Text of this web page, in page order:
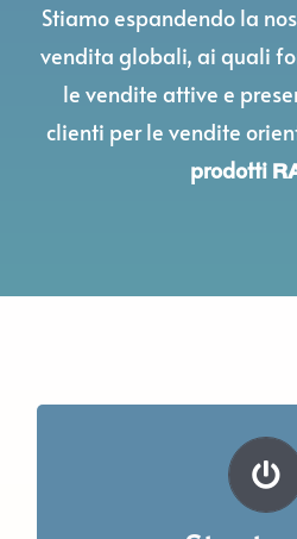
Stiamo espandendo la
vendita globali, ai quali
le vendite attive e
clienti per le vendite
prodotti
Volantini